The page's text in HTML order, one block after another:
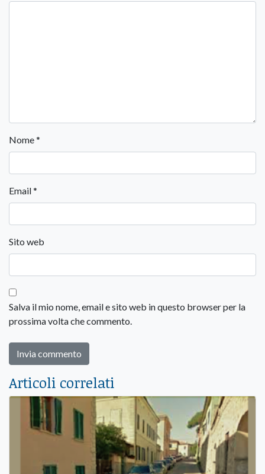
Nome*
Email*
Sito web
Salva il mio nome, email e sito web in questo browser per la
prossima volta che commento.
Articoli correlati